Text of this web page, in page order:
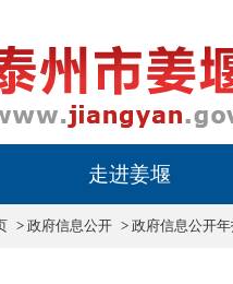
走进姜堰
> 政府信息公开 > 政府信息公开年